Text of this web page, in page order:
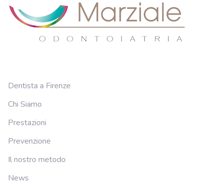
Dentista a Firenze
Chi Siamo
Prestazioni
Prevenzione
Il nostro metodo
News